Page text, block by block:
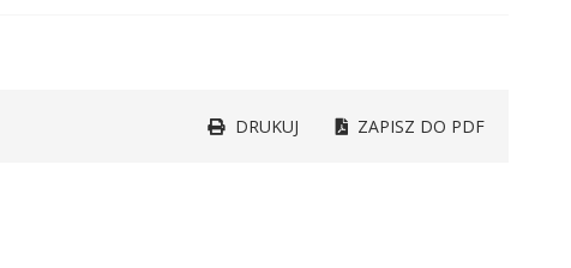
DRUKUJ ZAPISZ DO PDF